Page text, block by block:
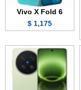
Vivo X Fold 6
1,175 $